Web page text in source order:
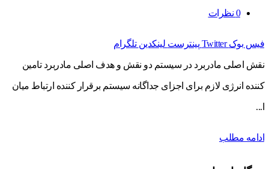
0 نظرات
فیس بوک Twitter پینترست لینکدین تلگرام
نقش اصلی مادربرد در سیستم دو نقش و هدف اصلی مادربرد تامین
کننده انرژی لازم برای اجزای جداگانه سیستم برقرار کننده ارتباط میان
ا...
ادامه مطلب